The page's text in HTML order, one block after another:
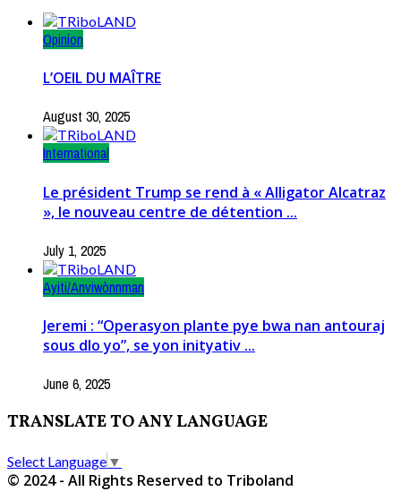
Opinion
L’OEIL DU MAÎTRE
August 30, 2025
International
Le président Trump se rend à « Alligator Alcatraz
», le nouveau centre de détention ...
July 1, 2025
Ayiti/Anviwònnman
Jeremi : “Operasyon plante pye bwa nan antouraj
sous dlo yo”, se yon inityativ ...
June 6, 2025
TRANSLATE TO ANY LANGUAGE
Select Language ▼
© 2024 - All Rights Reserved to Triboland